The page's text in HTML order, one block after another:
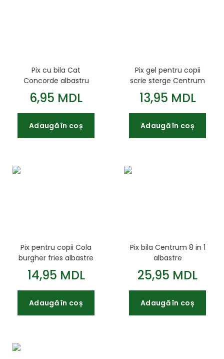
Pix cu bila Cat
Concorde albastru
6,95 MDL
Adaugă în coș
Pix gel pentru copii
scrie sterge Centrum
13,95 MDL
Adaugă în coș
Pix pentru copii Cola
burgher fries albastre
14,95 MDL
Adaugă în coș
Pix bila Centrum 8 in 1
albastre
25,95 MDL
Adaugă în coș